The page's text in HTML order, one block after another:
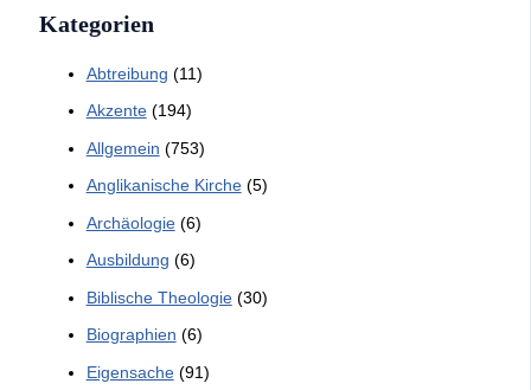
Kategorien
Abtreibung (11)
Akzente(194)
Allgemein (753)
Anglikanische Kirche(5)
Archäologie(6)
Ausbildung (6)
Biblische Theologie(30)
Biographien (6)
Eigensache(91)